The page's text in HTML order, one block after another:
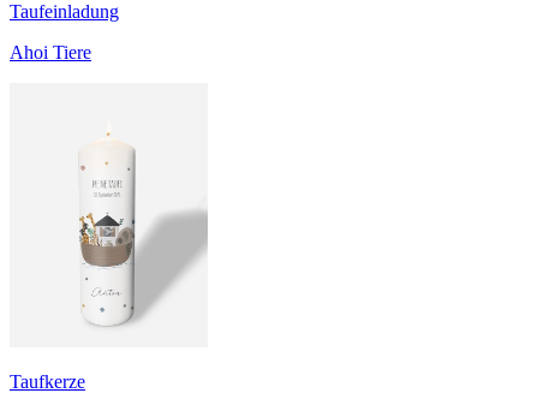
Taufeinladung
Ahoi Tiere
Taufkerze